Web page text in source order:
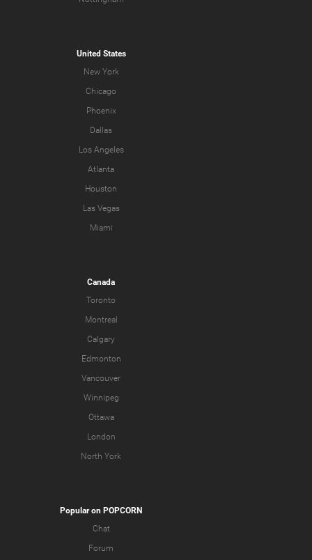
United States
New York
Chicago
Phoenix
Dallas
Los Angeles
Atlanta
Houston
Las Vegas
Miami
Canada
Toronto
Montreal
Calgary
Edmonton
Vancouver
Winnipeg
Ottawa
London
North York
Popular on POPCORN
Chat
Forum